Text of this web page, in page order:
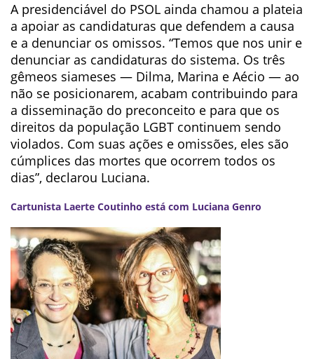
A presidenciável do PSOL ainda chamou a plateia
a apoiar as candidaturas que defendem a causa
e a denunciar os omissos. “Temos que nos unir e
denunciar as candidaturas do sistema. Os três
gêmeos siameses — Dilma, Marina e Aécio — ao
não se posicionarem, acabam contribuindo para
a disseminação do preconceito e para que os
direitos da população LGBT continuem sendo
violados. Com suas ações e omissões, eles são
cúmplices das mortes que ocorrem todos os
dias”, declarou Luciana.
Cartunista Laerte Coutinho está com Luciana Genro